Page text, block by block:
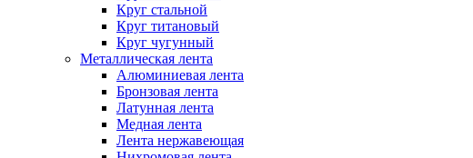
Круг стальной
Круг титановый
Круг чугунный
Металлическая лента
Алюминиевая лента
Бронзовая лента
Латунная лента
Медная лента
Лента нержавеющая